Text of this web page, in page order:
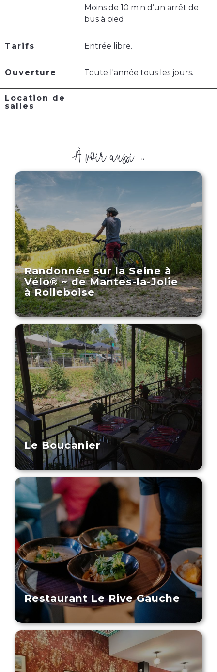
Moins de 10 min d’un arrêt de
bus à pied
Tarifs Entrée libre.
Ouverture Toute l'année tous les jours.
Location de
salles
À voir aussi ...
Randonnée sur la Seine à
Vélo® ~ de Mantes-la-Jolie
à Rolleboise
Le Boucanier
Restaurant Le Rive Gauche